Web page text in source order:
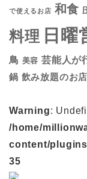
で使えるお店 和食
料理 日曜
鳥 美容 芸能人が
鍋 飲み放題のお店
Warning:
/home/
content/
35